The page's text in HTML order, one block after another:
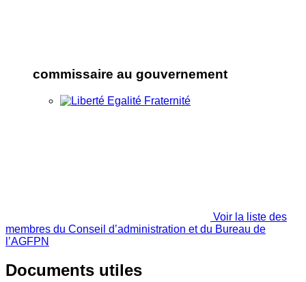
commissaire au gouvernement
Voir la liste des
membres du Conseil d’administration et du Bureau de
l’AGFPN
Documents utiles